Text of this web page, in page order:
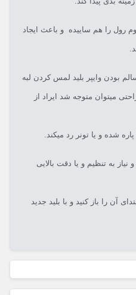
رول را هم ساییده و باعث ایجاد
بودن وایپر بلید لمس کردن لبه
میتوان متوجه شد ایراد از
شده و یا تونر رد میکند.
نیاز به تنظیم و یا دقت بالایی
آن را باز کنید و با بلید جدید